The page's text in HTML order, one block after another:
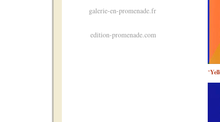
galerie-en-promenade.fr
edition-promenade.com
"